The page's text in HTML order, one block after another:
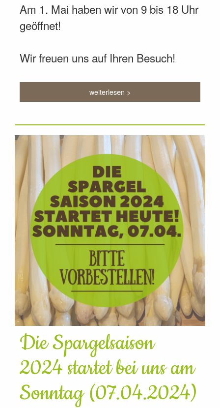
Am 1. Mai haben wir von 9 bis 18 Uhr
geöffnet!
Wir freuen uns auf Ihren Besuch!
weiterlesen >
Die Spargelsaison
2024 startet bei uns am
Sonntag (07.04.2024)